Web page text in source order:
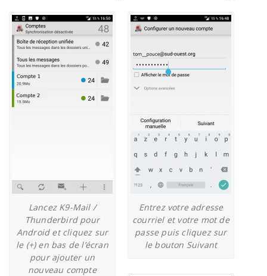
Lancez K9-Mail /
Thunderbird pour
Android et cliquez sur
le (+) en bas de l’écran
pour ajouter un
nouveau compte
Entrez votre adresse
courriel et votre mot de
passe puis cliquez sur
le bouton Suivant